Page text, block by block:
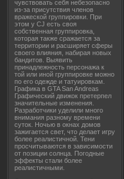
чувствовать себя небезопасно
из-за присутствия членов
вражеской группировки. При
этом у CJ есть своя
собственная группировка,
которая также сражается за
территории и расширяет сферы
своего влияния, набирая новых
бандитов. Выявить
принадлежность персонажа к
той или иной группировке можно
по его одежде и татуировкам.
Графика в GTA San Andreas
Графический движок претерпел
значительные изменения.
Разработчики уделили много
внимания разному времени
суток. Ночью в окнах домов
зажигается свет, что делает игру
более реалистичной. Тени
просчитываются в зависимости
от позиции солнца. Погодные
эффекты стали более
реалистичными.